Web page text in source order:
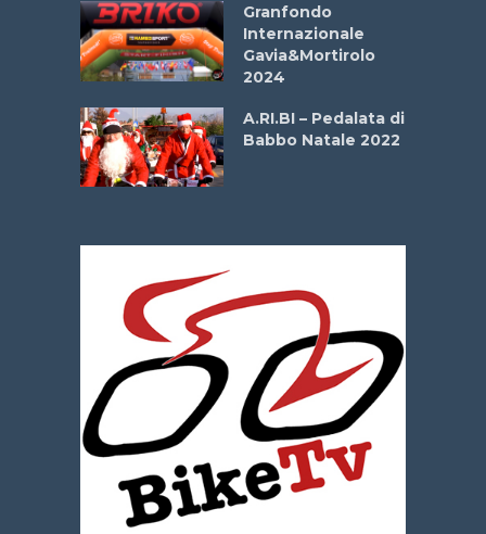
Granfondo
Internazionale
Gavia&Mortirolo
2024
A.RI.BI – Pedalata di
Babbo Natale 2022